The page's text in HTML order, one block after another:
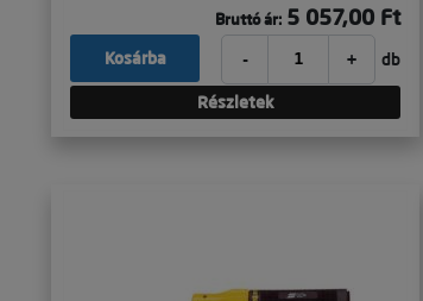
Bruttó ár: 5 057,00 Ft
- + db
Kosárba
Részletek